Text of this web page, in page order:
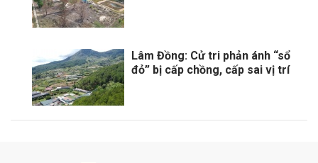
Lâm Đồng: Cử tri phản ánh “sổ
đỏ” bị cấp chồng, cấp sai vị trí